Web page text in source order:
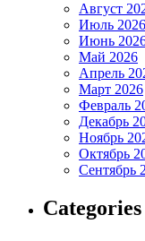
Август
Июль 2026
Июнь
Май 2026
Апрель
Март 2026
Февраль
Декабрь
Ноябрь
Октябрь
Сентябрь
Categories